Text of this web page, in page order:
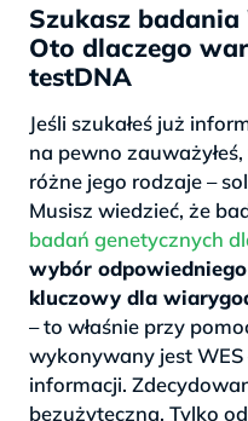
Szukasz badania
Oto dlaczego
testDNA
Jeśli szukałeś już
na pewno
różne jego rodzaje –
Musisz wiedzieć, że
badań genetycznych
wybór
kluczowy dla
– to właśnie przy
wykonywany jest
informacji.
bezużyteczna. Tylko